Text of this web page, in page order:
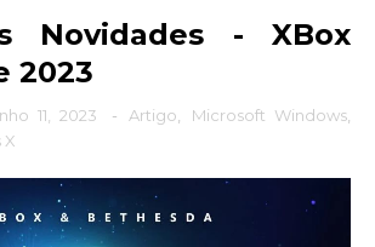
Novidades - XBox
2023
11, 2023 - Artigo Microsoft Windows
X